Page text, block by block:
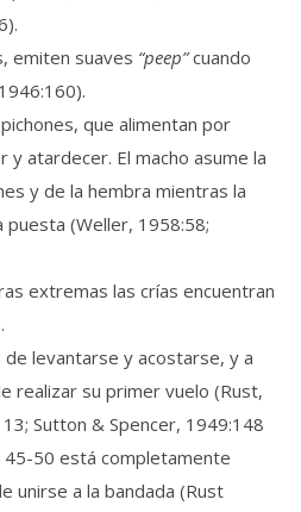
emiten suaves “peep”cuando
que alimentan por
y atardecer. El macho asume la
y de la hembra mientras la
puesta (Weller, 1958:58;
extremas las crías encuentran
de levantarse y acostarse, y a
realizar su primer vuelo (Rust,
Sutton & Spencer, 1949:148
45-50 está completamente
unirse a la bandada (Rust